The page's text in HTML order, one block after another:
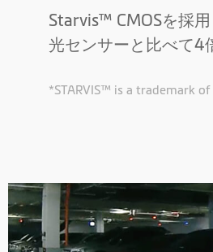
Starvis™ CMOSを採
光センサーと比べて4
*STARVIS™ is a trademark